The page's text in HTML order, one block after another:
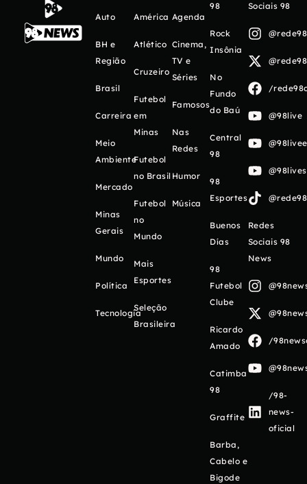
Auto
BH e
Região
Brasil
Carreira
Meio
Ambiente
Mercado
Minas
Gerais
Mundo
Política
Tecnologia
América
Atlético
Cruzeiro
Futebol
em
Minas
Futebol
no Brasil
Futebol
no
Mundo
Mais
Esportes
Seleção
Brasileira
Agenda
Cinema,
TV e
Séries
Famosos
Nas
Redes
Humor
Música
98
Rock
Insônia
No
Fundo
do Baú
Central
98
98
Esportes
Buenos
Días
98
Futebol
Clube
Ricardo
Amado
Catimba
98
Graffite
Barba,
Cabelo e
Bigode
Sociais 98
/
@98live
Redes
Sociais 98
News
/
/98-
news-
oficial